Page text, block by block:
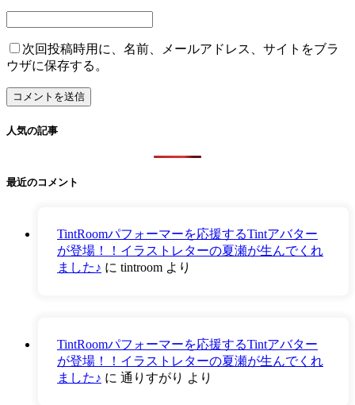
次回投稿時用に、名前、メールアドレス、サイトをブラ
ウザに保存する。
人気の記事
最近のコメント
TintRoomパフォーマーを応援するTintアバター
が登場！！イラストレターの夏瀬が生んでくれ
ました♪ に tintroom より
TintRoomパフォーマーを応援するTintアバター
が登場！！イラストレターの夏瀬が生んでくれ
ました♪ に 通りすがり より